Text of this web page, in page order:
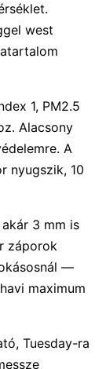
west
1, PM2.5
Alacsony
A
nyugszik, 10
3 mm is
záporok
—
maximum
Tuesday-ra